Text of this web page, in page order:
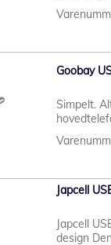
Goobay
Simpelt.
Japcell
Japcell
design